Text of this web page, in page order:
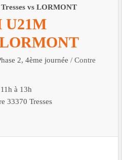
vs LORMONT
U21M
2, 4ème journée / Contre
à 13h
33370 Tresses